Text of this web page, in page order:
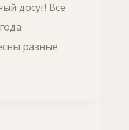
досуг! Все
разные